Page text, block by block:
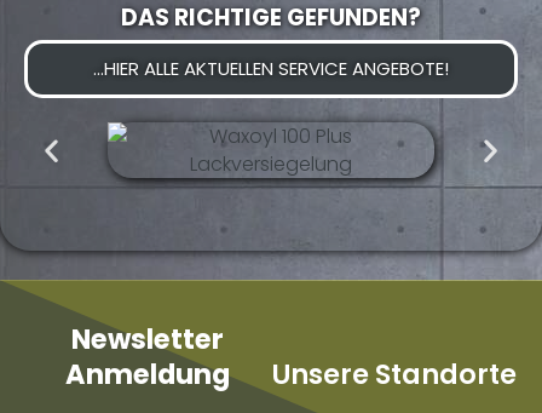
DAS RICHTIGE GEFUNDEN?
...HIER ALLE AKTUELLEN SERVICE ANGEBOTE!
Newsletter
Anmeldung
Unsere Standorte